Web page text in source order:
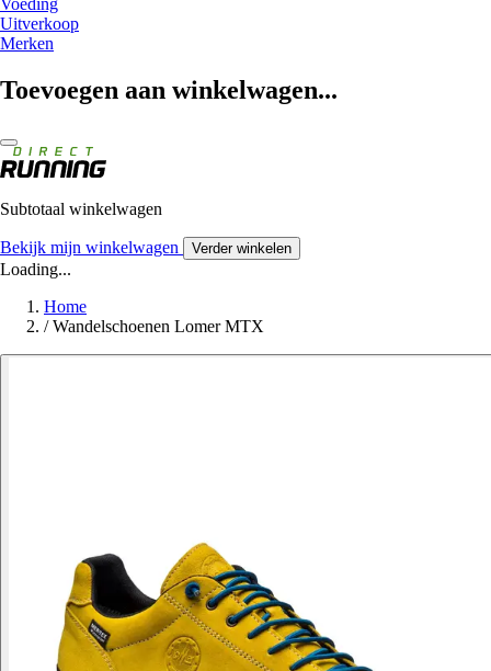
Voeding
Uitverkoop
Merken
Toevoegen aan winkelwagen...
Subtotaal winkelwagen
Bekijk mijn winkelwagen Verder winkelen
Loading...
Home
/ Wandelschoenen Lomer MTX